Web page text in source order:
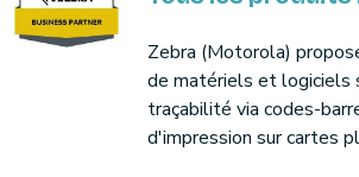
Zebra (Motorola)
de matériels et logiciels
traçabilité via codes-
d'impression sur cartes